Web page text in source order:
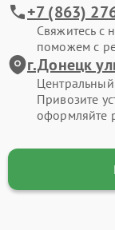
+7 (863)
Свяжитесь
поможем с
г.Донецк
Привозите
оформляйте